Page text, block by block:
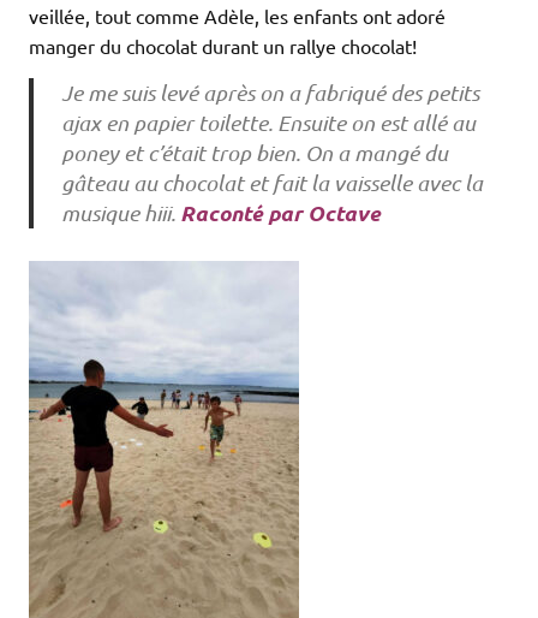
veillée, tout comme Adèle, les enfants ont adoré
manger du chocolat durant un rallye chocolat!
Je me suis levé après on a fabriqué des petits
ajax en papier toilette. Ensuite on est allé au
poney et c’était trop bien. On a mangé du
gâteau au chocolat et fait la vaisselle avec la
musique hiii. Raconté par Octave